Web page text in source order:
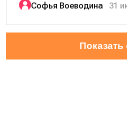
Софья Воеводина 31